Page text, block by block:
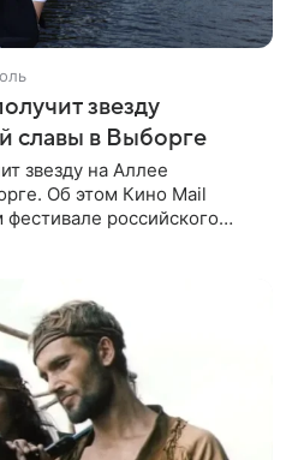
звезду
славы в Выборге
звезду на Аллее
Об этом Кино Mail
российского